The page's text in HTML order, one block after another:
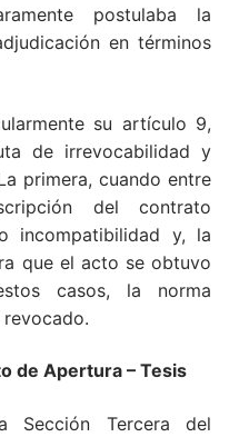
postulaba la
en términos
su artículo 9,
de irrevocabilidad y
primera, cuando entre
del contrato
incompatibilidad y, la
que el acto se obtuvo
casos, la norma
de Apertura – Tesis
Sección Tercera del